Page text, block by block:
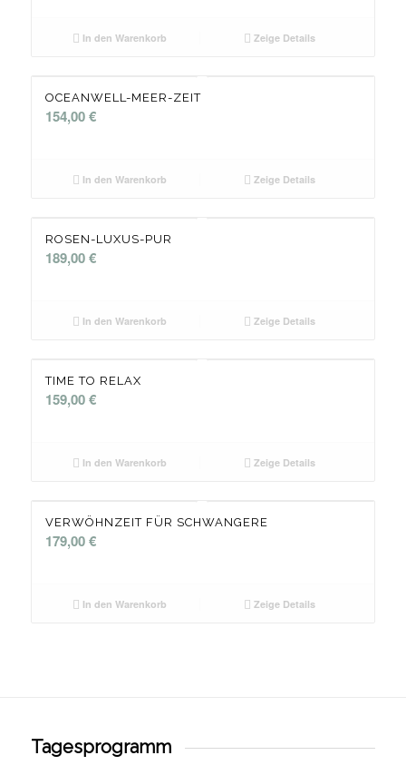
In den Warenkorb Zeige Details
OCEANWELL-MEER-ZEIT
154,00€
In den Warenkorb Zeige Details
ROSEN-LUXUS-PUR
189,00€
In den Warenkorb Zeige Details
TIME TO RELAX
159,00€
In den Warenkorb Zeige Details
VERWÖHNZEIT FÜR SCHWANGERE
179,00€
In den Warenkorb Zeige Details
Tagesprogramm